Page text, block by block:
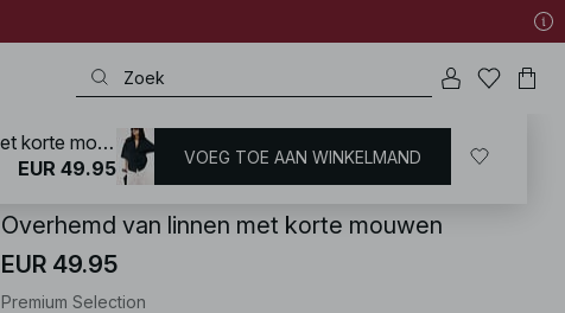
NA-KD / Overhemden & Blouses Overhemden / Oversized Shirt
Overhemd van linnen met korte mouwen
EUR 49.95
Premium Selection
Overhemd van linnen met korte mouwen
EUR 49.95
VOEG TOE AAN WINKELMAND